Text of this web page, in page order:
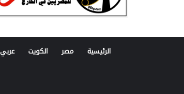
الرئيسية مصر الكويت عربي